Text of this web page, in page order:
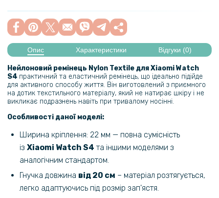
99 грн
119 грн
Захисне скло HD Clear для смартгодинника Xiaomi Watch S4
111 грн
139 грн
Протиударне захисне скло SoftGlass Full Cover PMMA для Xiaomi
Watch S4​, Black
Опис Характеристики Відгуки (0)
Нейлоновий ремінець Nylon Textile дляXiaomi Watch
S4 практичний та еластичний ремінець, що ідеально підійде
для активного способу життя. Він виготовлений з приємного
на дотик текстильного матеріалу, який не натирає шкіру і не
викликає подразнень навіть при тривалому носінні.
Особливості даної моделі:
Ширина кріплення: 22 мм — повна сумісність
із Xiaomi Watch S4 та іншими моделями з
аналогічним стандартом.
Гнучка довжина від 20 см – матеріал розтягується,
легко адаптуючись під розмір зап'ястя.